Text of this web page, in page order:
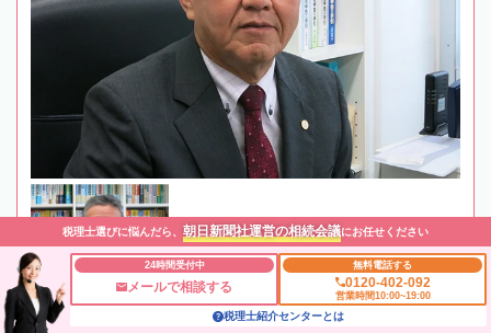
税理士選びに悩んだら、 朝日新聞社運営の相続会議にお任せください
24時間受付中
メールで相談する
無料電話する
0120-402-092
営業時間10:00~19:00
税理士紹介センターとは